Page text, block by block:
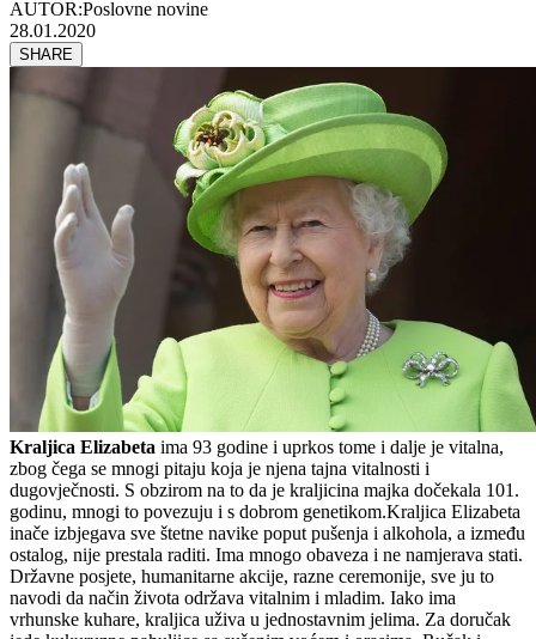
AUTOR:Poslovne novine
28.01.2020
SHARE
Kraljica Elizabeta ima 93 godine i uprkos tome i dalje je vitalna,
zbog čega se mnogi pitaju koja je njena tajna vitalnosti i
dugovječnosti. S obzirom na to da je kraljicina majka dočekala 101.
godinu, mnogi to povezuju i s dobrom genetikom.Kraljica Elizabeta
inače izbjegava sve štetne navike poput pušenja i alkohola, a između
ostalog, nije prestala raditi. Ima mnogo obaveza i ne namjerava stati.
Državne posjete, humanitarne akcije, razne ceremonije, sve ju to
navodi da način života održava vitalnim i mladim. Iako ima
vrhunske kuhare, kraljica uživa u jednostavnim jelima. Za doručak